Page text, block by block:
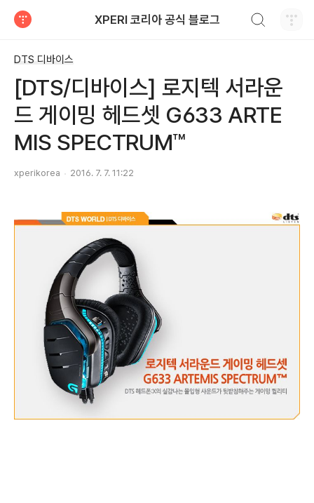
XPERI 코리아 공식 블로그
DTS 디바이스
[DTS/디바이스] 로지텍 서라운
드 게이밍 헤드셋 G633 ARTE
MIS SPECTRUM™
xperikorea 2016. 7. 7. 11:22